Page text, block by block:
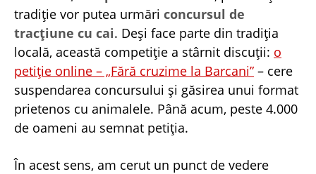
tradiție vor putea urmări concursul de
tracțiune cu cai. Deși face parte din tradiția
locală, această competiție a stârnit discuții: o
petiție online – „Fără cruzime la Barcani” – cere
suspendarea concursului și găsirea unui format
prietenos cu animalele. Până acum, peste 4.000
de oameni au semnat petiția.
În acest sens, am cerut un punct de vedere